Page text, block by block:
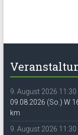
9. August 2026 11:30
09.08.2026 (So.) W
km
9. August 2026 11:30